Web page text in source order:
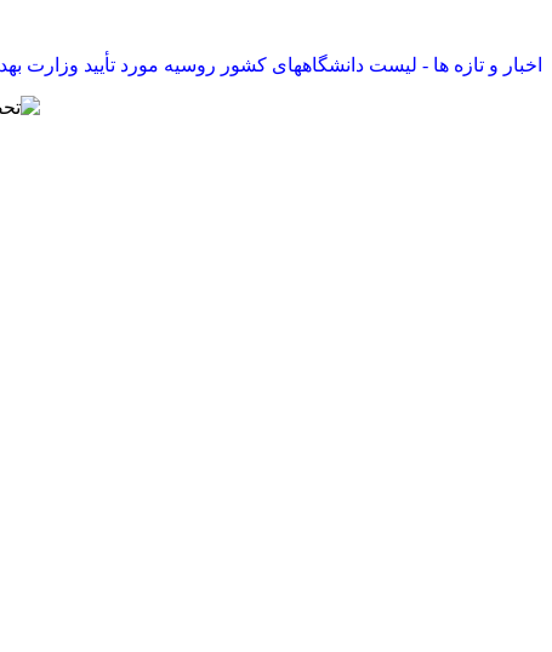
اخبار و تازه ها - لیست دانشگاههای کشور روسیه مورد تأیید وزارت